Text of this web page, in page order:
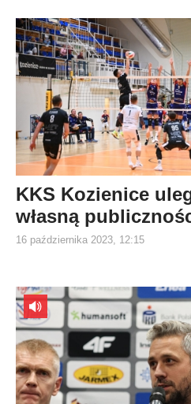
KKS Kozienice
własną
16 października 2023, 12:15